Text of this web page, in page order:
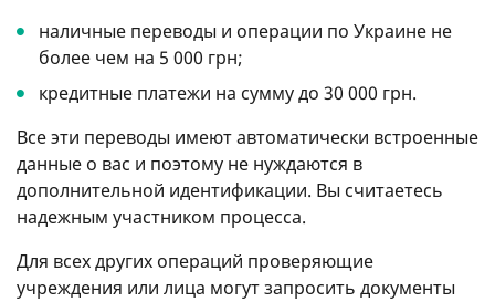
наличные переводы и операции по Украине не
более чем на 5 000 грн;
кредитные платежи на сумму до 30 000 грн.
Все эти переводы имеют автоматически встроенные
данные о вас и поэтому не нуждаются в
дополнительной идентификации. Вы считаетесь
надежным участником процесса.
Для всех других операций проверяющие
учреждения или лица могут запросить документы